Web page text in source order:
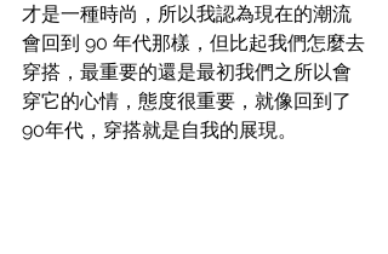
才是一種時尚，所以我認為現在的潮流
會回到 90 年代那樣，但比起我們怎麼去
穿搭，最重要的還是最初我們之所以會
穿它的心情，態度很重要，就像回到了
90年代，穿搭就是自我的展現。